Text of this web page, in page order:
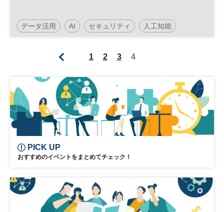
データ活用 AI セキュリティ 人工知能
1 2 3 4
PICK UP
おすすめのイベントをまとめてチェック！